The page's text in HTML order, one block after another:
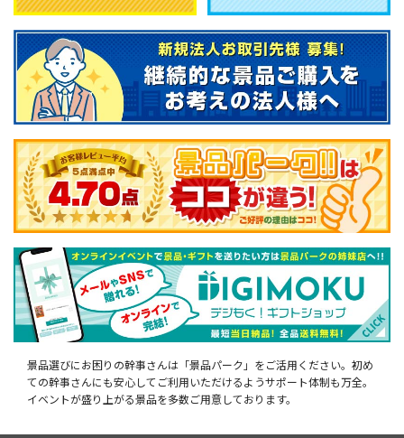
景品選びにお困りの幹事さんは「景品パーク」をご活用ください。初め
ての幹事さんにも安心してご利用いただけるようサポート体制も万全。
イベントが盛り上がる景品を多数ご用意しております。